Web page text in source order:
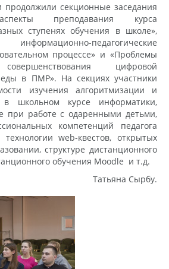
продолжили секционные заседания
преподавания курса
ступенях обучения в школе»,
педагогические
процессе» и «Проблемы
цифровой
в ПМР». На секциях участники
изучения алгоритмизации и
в школьном курсе информатики,
при работе с одаренными детьми,
компетенций педагога
web-квестов, открытых
структуре дистанционного
обучения Мoodle и т.д.
Татьяна Сырбу.